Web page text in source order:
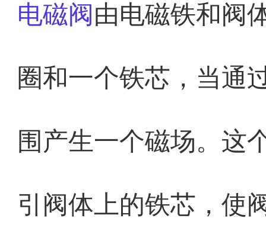
电磁阀 由电磁铁和阀
圈和一个铁芯，当通
围产生一个磁场。这
引阀体上的铁芯，使